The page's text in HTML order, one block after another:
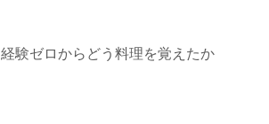
経験ゼロからどう料理を覚えたか